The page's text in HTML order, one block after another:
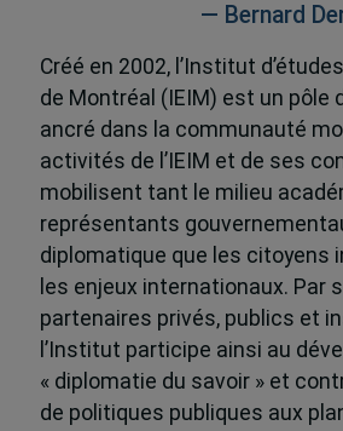
— Bernard
Créé en 2002, l’Institut
de Montréal (IEIM) est un pôle
ancré dans la communauté
activités de l’IEIM et de ses
mobilisent tant le milieu
représentants
diplomatique que les citoyens
les enjeux internationaux. Par
partenaires privés, publics et
l’Institut participe ainsi au
« diplomatie du savoir » et
de politiques publiques aux